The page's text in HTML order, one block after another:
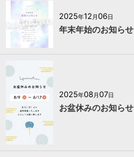
2025年12 月06日
年末年始のお知らせ
2025年08月07日
お盆休みのお知らせ